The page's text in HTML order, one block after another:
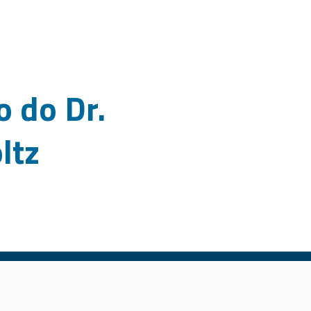
do Dr.